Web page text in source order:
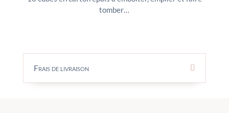
tomber…
Frais de livraison